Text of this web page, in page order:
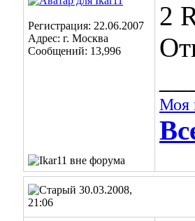
Регистрация: 22.06.2007
Адрес: г. Москва
Сообщений: 13,996
2
Моя
30.03.2008,
21:06